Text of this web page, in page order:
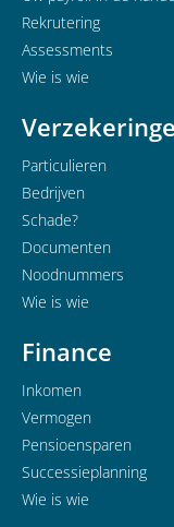
Rekrutering
Assessments
Wie is wie
Particulieren
Bedrijven
Schade?
Documenten
Noodnummers
Wie is wie
Finance
Inkomen
Vermogen
Pensioensparen
Successieplanning
Wie is wie